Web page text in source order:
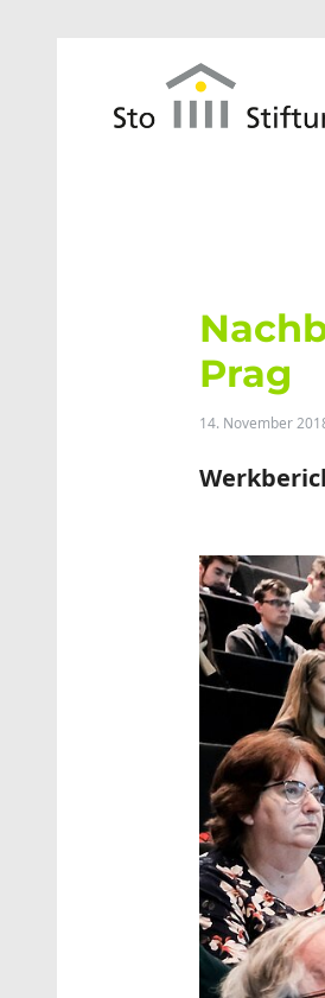
Prag
14. November